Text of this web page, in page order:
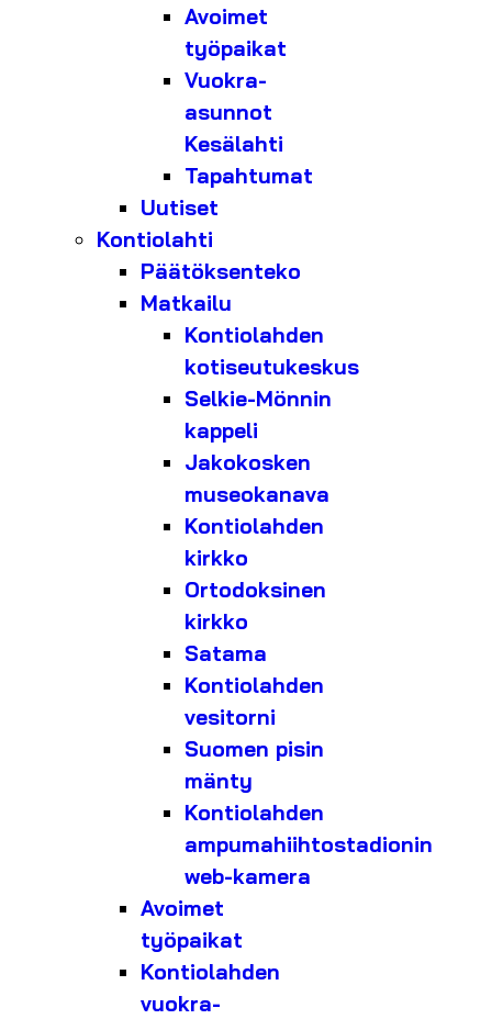
Avoimet
työpaikat
Vuokra-
asunnot
Kesälahti
Tapahtumat
Uutiset
Kontiolahti
Päätöksenteko
Matkailu
Kontiolahden
kotiseutukeskus
Selkie-Mönnin
kappeli
Jakokosken
museokanava
Kontiolahden
kirkko
Ortodoksinen
kirkko
Satama
Kontiolahden
vesitorni
Suomen pisin
mänty
Kontiolahden
ampumahiihtostadionin
web-kamera
Avoimet
työpaikat
Kontiolahden
vuokra-